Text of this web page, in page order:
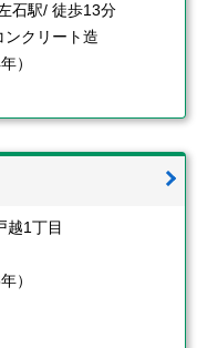
石駅/ 徒歩13分
ンクリート造
）
越1丁目
）